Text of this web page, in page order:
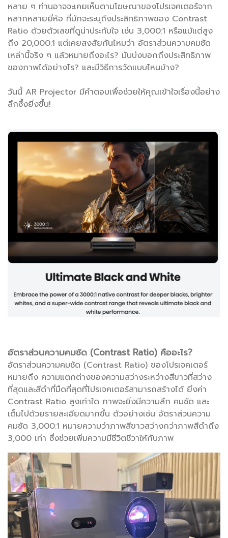
หลาย ๆ ท่านอาจจะเคยเห็นตามโฆษณาของโปรเจคเตอร์จาก
หลากหลายยี่ห้อ ที่มักจะระบุถึงประสิทธิภาพของ Contrast
Ratio ด้วยตัวเลขที่ดูน่าประทับใจ เช่น 3,000:1 หรือแม้แต่สูง
ถึง 20,000:1 แต่เคยสงสัยกันไหมว่า อัตราส่วนความคมชัด
เหล่านี้จริง ๆ แล้วหมายถึงอะไร? มันบ่งบอกถึงประสิทธิภาพ
ของภาพได้อย่างไร? และมีวิธีการวัดแบบไหนบ้าง?
วันนี้ AR Projector มีคำตอบเพื่อช่วยให้คุณเข้าใจเรื่องนี้อย่าง
ลึกซึ้งยิ่งขึ้น!
อัตราส่วนความคมชัด (Contrast Ratio) คืออะไร?
อัตราส่วนความคมชัด (Contrast Ratio) ของโปรเจคเตอร์
หมายถึง ความแตกต่างของความสว่างระหว่างสีขาวที่สว่าง
ที่สุดและสีดำที่มืดที่สุดที่โปรเจคเตอร์สามารถสร้างได้ ยิ่งค่า
Contrast Ratio สูงเท่าใด ภาพจะยิ่งมีความลึก คมชัด และ
เต็มไปด้วยรายละเอียดมากขึ้น ตัวอย่างเช่น อัตราส่วนความ
คมชัด 3,000:1 หมายความว่าภาพสีขาวสว่างกว่าภาพสีดำถึง
3,000 เท่า ซึ่งช่วยเพิ่มความมีชีวิตชีวาให้กับภาพ